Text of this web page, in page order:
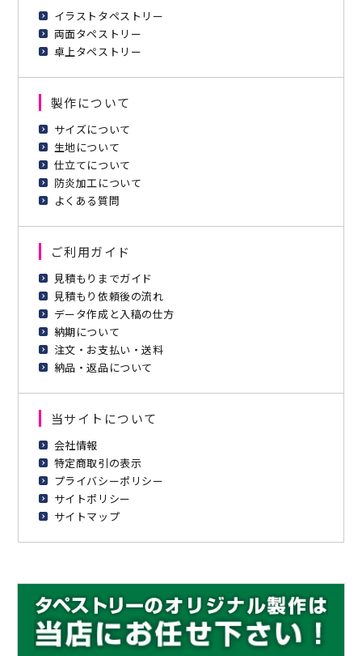
イラストタペストリー
両面タペストリー
卓上タペストリー
製作について
サイズについて
生地について
仕立てについて
防炎加工について
よくある質問
ご利用ガイド
見積もりまでガイド
見積もり依頼後の流れ
データ作成と入稿の仕方
納期について
注文・お支払い・送料
納品・返品について
当サイトについて
会社情報
特定商取引の表示
プライバシーポリシー
サイトポリシー
サイトマップ